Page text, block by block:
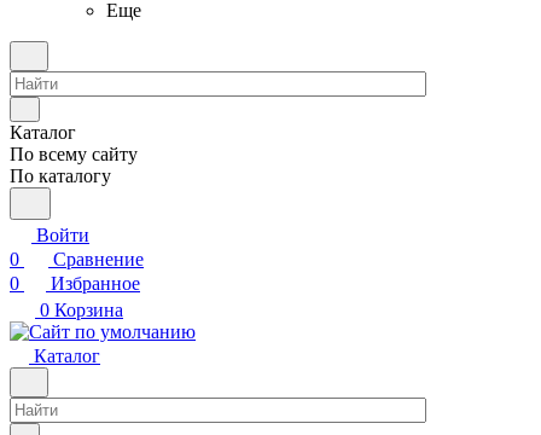
Еще
Каталог
По всему сайту
По каталогу
Войти
0
Сравнение
0
Избранное
0 Корзина
Каталог